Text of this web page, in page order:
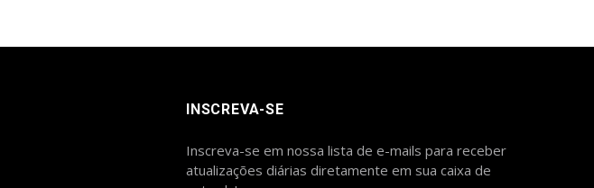
INSCREVA-SE
Inscreva-se em nossa lista de e-mails para receber
atualizações diárias diretamente em sua caixa de